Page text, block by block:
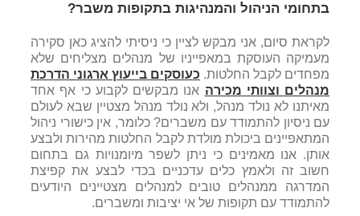
בתחומי הניהול והמנהיגות בתקופות משבר?
לקראת סיום, אני מבקש לציין כי ניסיתי להציג כאן סקירה
מעמיקה העוסקת במאפייניו של מנהלים מצליחים שלא
מפחדים לקבל החלטות. כעוסקים בייעוץ ארגוני הדרכת
מנהלים וצוותי מכירה אנו מבקשים לקבוע כי אף אחד
מאיתנו לא נולד מנהל, ולא נולד מנהל מצטיין שבא לעולם
עם ניסיון להתמודד עם משברים? כלומר, אין כישורי ניהול
המתאפיינים ביכולת מולדת לקבל החלטות מהירות ולבצע
אותן. אנו מאמינים כי ניתן לשפר מיומנויות גם בתחום
חשוב זה ולאמץ כלים עדכניים בכדי לבצע את קפיצת
המדרגה ממנהלים טובים למנהלים מצטיינים היודעים
להתמודד עם תקופות של אי יציבות ומשברים.